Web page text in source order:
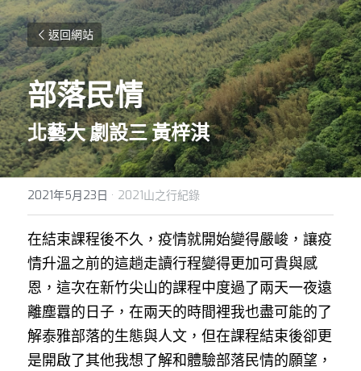
返回網站
部落民情
北藝大 劇設三 黃梓淇
2021年5月23日 · 2021山之行紀錄
在結束課程後不久，疫情就開始變得嚴峻，讓疫
情升溫之前的這趟走讀行程變得更加可貴與感
恩，這次在新竹尖山的課程中度過了兩天一夜遠
離塵囂的日子，在兩天的時間裡我也盡可能的了
解泰雅部落的生態與人文，但在課程結束後卻更
是開啟了其他我想了解和體驗部落民情的願望，